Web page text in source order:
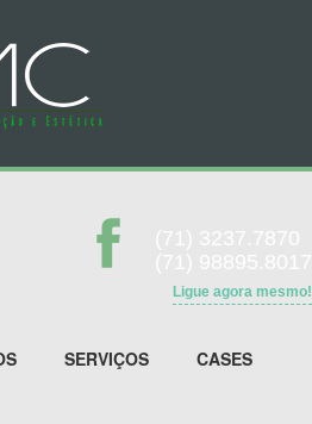
Ligue agora mesmo!
SERVIÇOS CASES